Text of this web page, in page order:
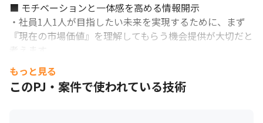
■ モチベーションと一体感を高める情報開示
・社員1人1人が目指したい未来を実現するために、まず
『現在の市場価値』を理解してもらう機会提供が大切だと
考えます。
・そのために案件単価、顧客評価など会社が持っている情
報は幅広く開示します。更に、社会情勢や技術動向を踏ま
えた会社の考えを共有することで、社員一人一人の選択が
もっと見る
このPJ・案件で使われている技術